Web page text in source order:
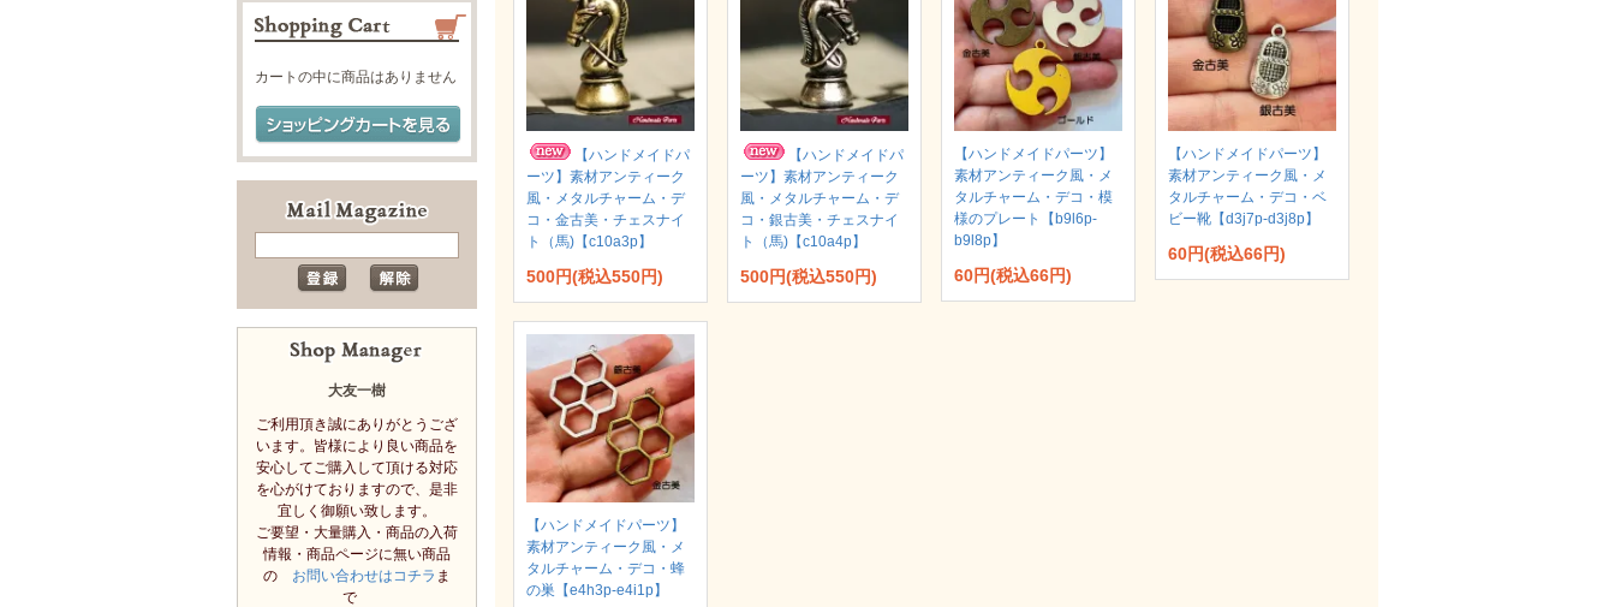
【ハンドメイドパ
ーツ】素材アンティーク
風・メタルチャーム・デ
コ・金古美・チェスナイ
ト（馬)【c10a3p】
500円(税込550円)
【ハンドメイドパ
ーツ】素材アンティーク
風・メタルチャーム・デ
コ・銀古美・チェスナイ
ト（馬)【c10a4p】
500円(税込550円)
【ハンドメイドパーツ】
素材アンティーク風・メ
タルチャーム・デコ・模
様のプレート【b9l6p-
b9l8p】
60円(税込66円)
【ハンドメイドパーツ】
素材アンティーク風・メ
タルチャーム・デコ・ベ
ビー靴【d3j7p-d3j8p】
60円(税込66円)
【ハンドメイドパーツ】
素材アンティーク風・メ
タルチャーム・デコ・蜂
の巣【e4h3p-e4i1p】
カートの中に商品はありません
大友一樹
ご利用頂き誠にありがとうござ
います。皆様により良い商品を
安心してご購入して頂ける対応
を心がけておりますので、是非
宜しく御願い致します。
ご要望・大量購入・商品の入荷
情報・商品ページに無い商品
の お問い合わせはコチラ ま
で